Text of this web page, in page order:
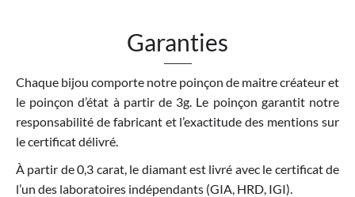
Garanties
Chaque bijou comporte notre poinçon de maitre créateur et
le poinçon d’état à partir de 3g. Le poinçon garantit notre
responsabilité de fabricant et l’exactitude des mentions sur
le certificat délivré.
À partir de 0,3 carat, le diamant est livré avec le certificat de
l’un des laboratoires indépendants (GIA, HRD, IGI).